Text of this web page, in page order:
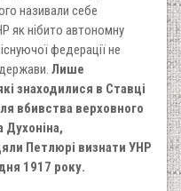
називали себе
як нібито автономну
федерації не
Лише
знаходилися в Ставці
вбивства верховного
Духоніна,
Петлюрі визнати УНР
1917 року.